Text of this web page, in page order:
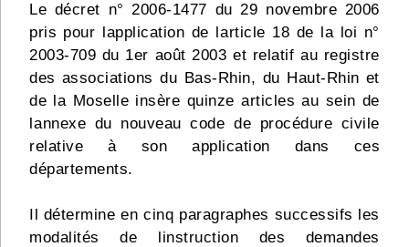
Le décret n° 2006-1477 du 29 novembre 2006
pris pour lapplication de larticle 18 de la loi n°
2003-709 du 1er août 2003 et relatif au registre
des associations du Bas-Rhin, du Haut-Rhin et
de la Moselle insère quinze articles au sein de
lannexe du nouveau code de procédure civile
relative à son application dans ces
départements.
Il détermine en cinq paragraphes successifs les
modalités de linstruction des demandes